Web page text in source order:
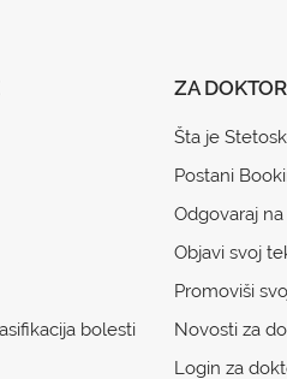
bolesti
ZA
Šta je
Postani
Odgovaraj
Objavi svoj
Promoviši
Novosti za
Login za